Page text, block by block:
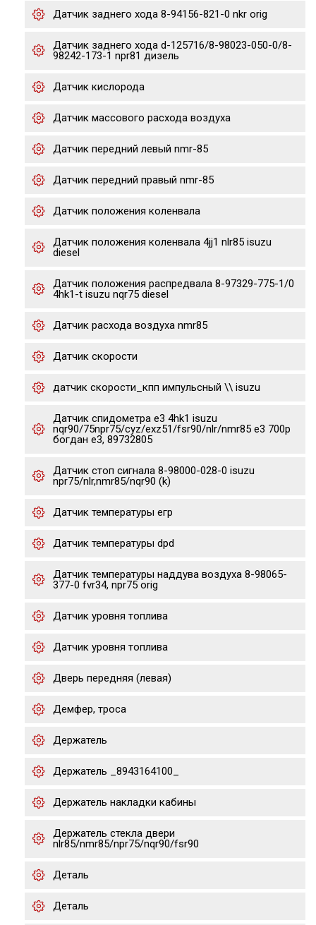
Датчик заднего хода 8-94156-821-0 nkr orig
Датчик заднего хода d-125716/8-98023-050-0/8-
98242-173-1 npr81 дизель
Датчик кислорода
Датчик массового расхода воздуха
Датчик передний левый nmr-85
Датчик передний правый nmr-85
Датчик положения коленвала
Датчик положения коленвала 4jj1 nlr85 isuzu
diesel
Датчик положения распредвала 8-97329-775-1/0
4hk1-t isuzu nqr75 diesel
Датчик расхода воздуха nmr85
Датчик скорости
датчик скорости_кпп импульсный \\ isuzu
Датчик спидометра е3 4hk1 isuzu
nqr90/75npr75/cyz/exz51/fsr90/nlr/nmr85 e3 700p
богдан е3, 89732805
Датчик стоп сигнала 8-98000-028-0 isuzu
npr75/nlr,nmr85/nqr90 (k)
Датчик температуры егр
Датчик температуры dpd
Датчик температуры наддува воздуха 8-98065-
377-0 fvr34, npr75 orig
Датчик уровня топлива
Датчик уровня топлива
Дверь передняя (левая)
Демфер, троса
Держатель
Держатель _8943164100_
Держатель накладки кабины
Держатель стекла двери
nlr85/nmr85/npr75/nqr90/fsr90
Деталь
Деталь